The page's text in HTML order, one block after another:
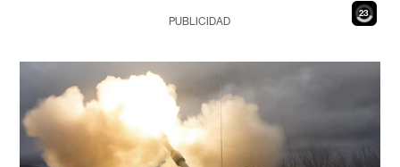
21
PUBLICIDAD